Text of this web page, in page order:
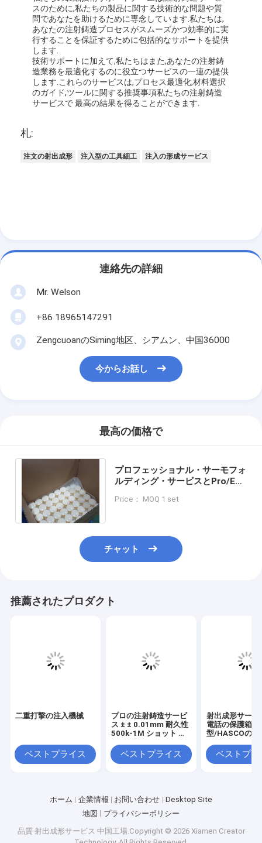
スのために,私たちの製品に関する技術的な問題や質
問であなたを助けるために専念しています.私たちは,
あなたの注射鋳造プロセスがスムーズかつ効率的に実
行することを保証するために包括的なサポートを提供
します.
技術サポートに加えて,私たちはまた,あなたの注射鋳
造業務を最適化するのに役立つサービスの一連の提供
します.これらのサービスは,プロセス最適化,材料選択
のガイド,ツールに関する推奨事項私たちの注射鋳造
サービスで 最高の結果を得ることができます.
札:
注文の射出成形 注入型の工具細工 注入の形成サービス
連絡先の詳細
Mr. Welson
+86 18965147291
ZengcuoanのSiming地区、シアムン、中国36000
今からお話し
最高の価格で
プロフェッショナル・サーモフォ
ルディング・サービスとPro/E設
ーション
Price： MOQ 1 set
チャット
推薦されたプロダクト
二重打撃の注入機械
ベストプライス
プロの注射鋳造サービ
ス ± ± 0.01mm 耐久性
500k-1M ショット 模
ベストプライス
射出成形サー
電話の保護箱の
型/HASCOの工
ベストプラ
ホーム 企業情報 お問い合わせ
Desktop Site
地図
プライバシーポリシー
品質 射出成形サービス 中国工場.Copyright © 2026 Xiamen Creator